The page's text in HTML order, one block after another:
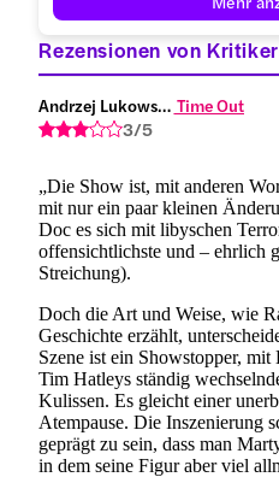
Rezensionen von
Andrzej Lukowski, Time Out
3/5
„Die Show ist, mit anderen
mit nur ein paar kleinen
Doc es sich mit libyschen
offensichtlichste und – ehrlich
Streichung).
Doch die Art und Weise, wie
Geschichte erzählt,
Szene ist ein Showstopper,
Tim Hatleys ständig
Kulissen. Es gleicht einer
Atempause. Die Inszenierung
geprägt zu sein, dass man
in dem seine Figur aber viel